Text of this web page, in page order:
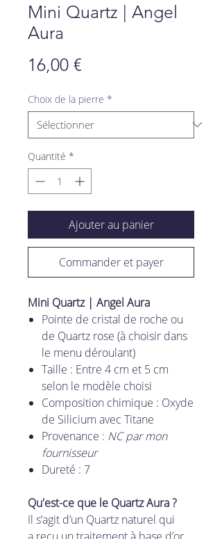
Mini Quartz | Angel
Aura
16,00 €
Choix de la pierre *
Quantité *
Ajouter au panier
Commander et payer
Mini Quartz | Angel Aura
Pointe de cristal de roche ou
de Quartz rose (à choisir dans
le menu déroulant)
Taille : Entre 4 cm et 5 cm
selon le modèle choisi
Composition chimique : Oxyde
de Silicium avec Titane
Provenance : NC par mon
fournisseur
Dureté : 7
Qu'est-ce que le Quartz Aura ?
Il s’agit d’un Quartz naturel qui